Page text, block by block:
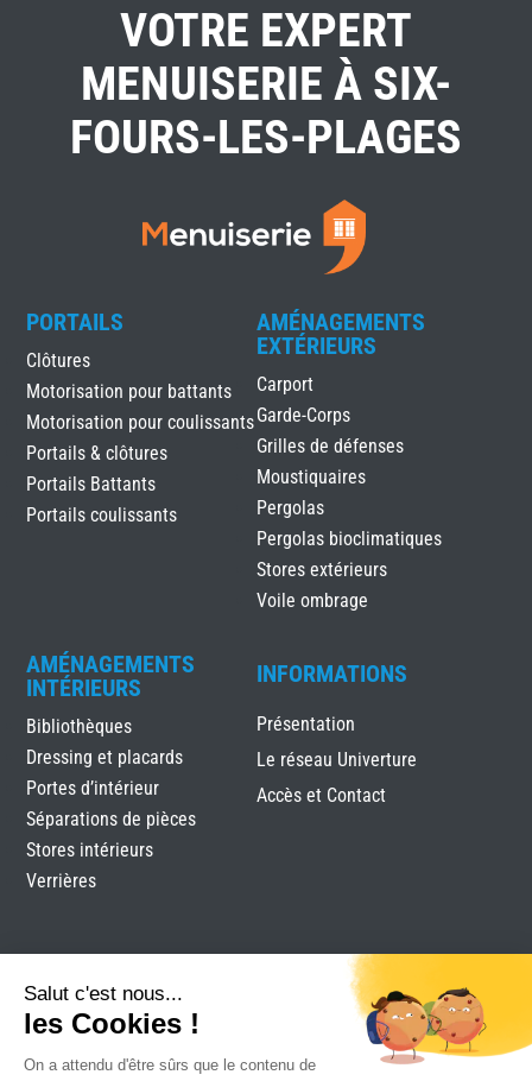
VOTRE EXPERT
MENUISERIE À SIX-
FOURS-LES-PLAGES
PORTAILS
Clôtures
Motorisation pour battants
Motorisation pour coulissants
Portails & clôtures
Portails Battants
Portails coulissants
AMÉNAGEMENTS
EXTÉRIEURS
Carport
Garde-Corps
Grilles de défenses
Moustiquaires
Pergolas
Pergolas bioclimatiques
Stores extérieurs
Voile ombrage
AMÉNAGEMENTS
INTÉRIEURS
Bibliothèques
Dressing et placards
Portes d’intérieur
Séparations de pièces
Stores intérieurs
Verrières
INFORMATIONS
Présentation
Le réseau Univerture
Accès et Contact
Tobati |Mentions légales|Plan du site
Salut c'est nous...
les Cookies !
On a attendu d'être sûrs que le contenu de